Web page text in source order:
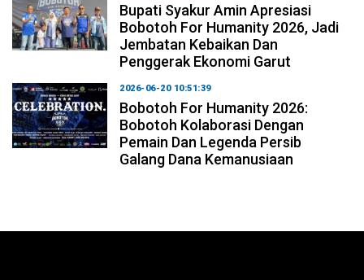
Bupati Syakur Amin Apresiasi
Bobotoh For Humanity 2026, Jadi
Jembatan Kebaikan Dan
Penggerak Ekonomi Garut
2026-06-20 10:51:39
Bobotoh For Humanity 2026:
Bobotoh Kolaborasi Dengan
Pemain Dan Legenda Persib
Galang Dana Kemanusiaan